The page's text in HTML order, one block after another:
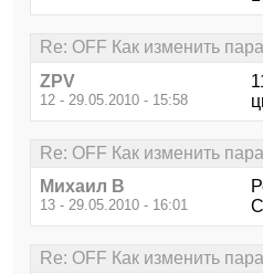
Re: OFF Как изменить
ZPV
12 - 29.05.2010 - 15:58
Re: OFF Как изменить
Михаил В
13 - 29.05.2010 - 16:01
Re: OFF Как изменить